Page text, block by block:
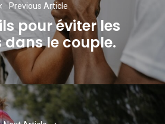
Previous Article
Previous
post:
pour éviter les
le couple.